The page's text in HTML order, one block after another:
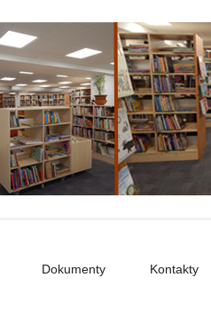
Dokumenty Kontakty